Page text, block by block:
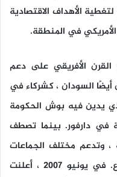
الأهداف الاقتصادية
الأمريكي في المنطقة.
القرن الأفريقي على دعم
أيضًا السودان ، كشركاء في
يدين فيه بوش الحكومة
في دارفور. بينما تصطف
وتدعم مختلف الجماعات
الإسلامية وأمراء الحرب ، يشتد الصراع. في يونيو 2007 ، أعلنت